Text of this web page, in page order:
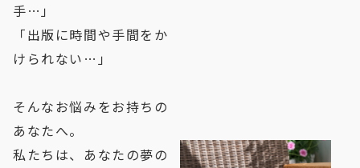
手…」
「出版に時間や手間をか
けられない…」
そんなお悩みをお持ちの
あなたへ。
私たちは、あなたの夢の